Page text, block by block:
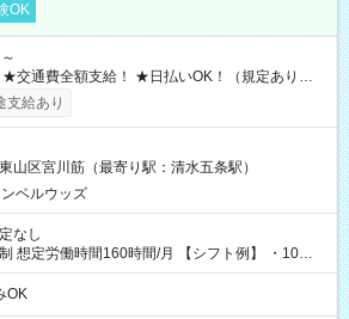
OK
に現金GET♪ お仕事後はコンビニATMから 日払
支給あり
山区宮川筋（最寄り駅：清水五条駅）
ベルウッズ
なし
働時間160時間/月 【シフト例】 ・10：
OK